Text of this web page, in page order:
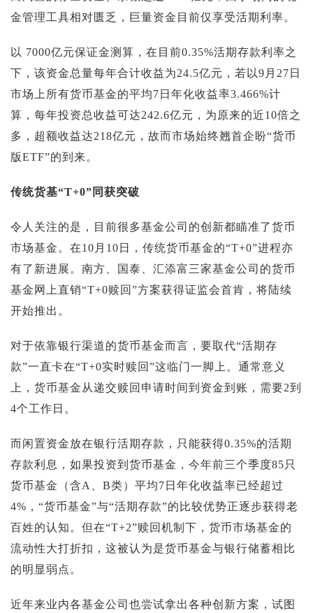
金管理工具相对匮乏，巨量资金目前仅享受活期利率。
以 7000亿元保证金测算，在目前0.35%活期存款利率之
下，该资金总量每年合计收益为24.5亿元，若以9月27日
市场上所有货币基金的平均7日年化收益率3.466%计
算，每年投资总收益可达242.6亿元，为原来的近10倍之
多，超额收益达218亿元，故而市场始终翘首企盼“货币
版ETF”的到来。
传统货基“T+0”同获突破
令人关注的是，目前很多基金公司的创新都瞄准了货币
市场基金。在10月10日，传统货币基金的“T+0”进程亦
有了新进展。南方、国泰、汇添富三家基金公司的货币
基金网上直销“T+0赎回”方案获得证监会首肯，将陆续
开始推出。
对于依靠银行渠道的货币基金而言，要取代“活期存
款”一直卡在“T+0实时赎回”这临门一脚上。通常意义
上，货币基金从递交赎回申请时间到资金到账，需要2到
4个工作日。
而闲置资金放在银行活期存款，只能获得0.35%的活期
存款利息，如果投资到货币基金，今年前三个季度85只
货币基金（含A、B类）平均7日年化收益率已经超过
4%，“货币基金”与“活期存款”的比较优势正逐步获得老
百姓的认知。但在“T+2”赎回机制下，货币市场基金的
流动性大打折扣，这被认为是货币基金与银行储蓄相比
的明显弱点。
近年来业内各基金公司也尝试拿出各种创新方案，试图